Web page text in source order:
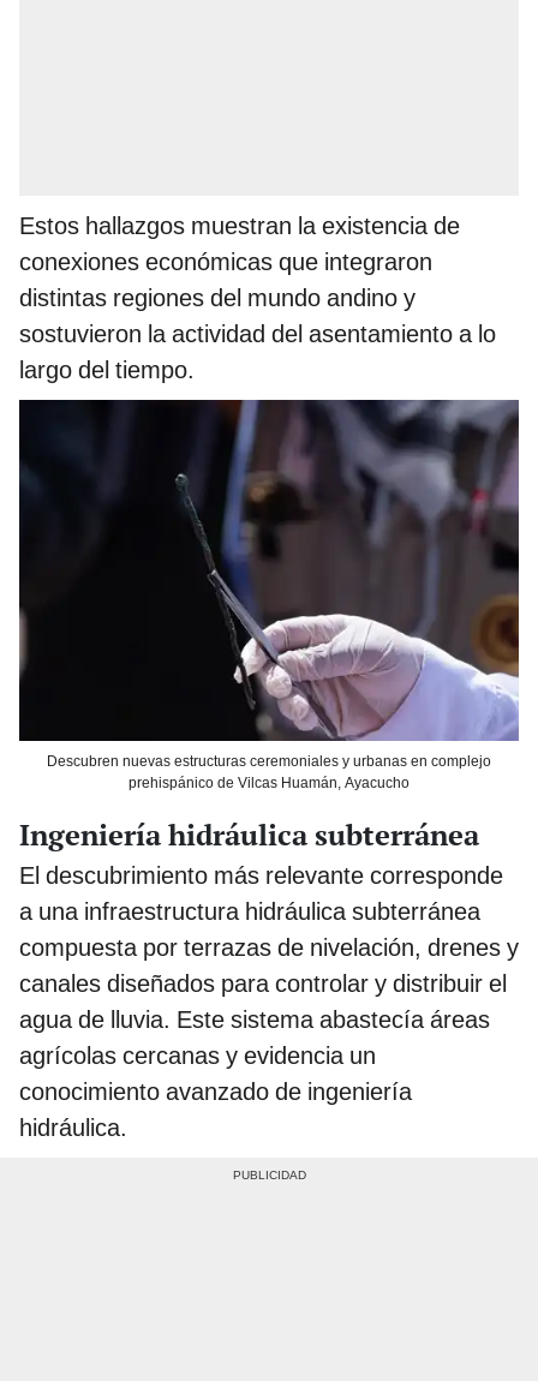
Estos hallazgos muestran la existencia de
conexiones económicas que integraron
distintas regiones del mundo andino y
sostuvieron la actividad del asentamiento a lo
largo del tiempo.
Descubren nuevas estructuras ceremoniales y urbanas en complejo
prehispánico de Vilcas Huamán, Ayacucho
Ingeniería hidráulica subterránea
El descubrimiento más relevante corresponde
a una infraestructura hidráulica subterránea
compuesta por terrazas de nivelación, drenes y
canales diseñados para controlar y distribuir el
agua de lluvia. Este sistema abastecía áreas
agrícolas cercanas y evidencia un
conocimiento avanzado de ingeniería
hidráulica.